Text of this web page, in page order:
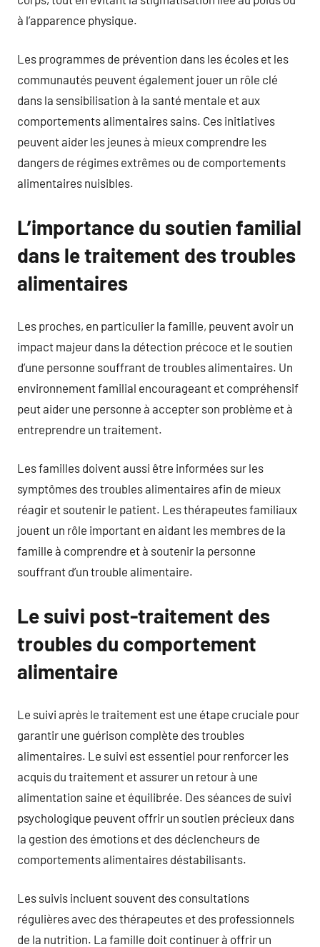
à l’apparence physique.
Les programmes de prévention dans les écoles et les
communautés peuvent également jouer un rôle clé
dans la sensibilisation à la santé mentale et aux
comportements alimentaires sains. Ces initiatives
peuvent aider les jeunes à mieux comprendre les
dangers de régimes extrêmes ou de comportements
alimentaires nuisibles.
L’importance du soutien familial
dans le traitement des troubles
alimentaires
Les proches, en particulier la famille, peuvent avoir un
impact majeur dans la détection précoce et le soutien
d’une personne souffrant de troubles alimentaires. Un
environnement familial encourageant et compréhensif
peut aider une personne à accepter son problème et à
entreprendre un traitement.
Les familles doivent aussi être informées sur les
symptômes des troubles alimentaires afin de mieux
réagir et soutenir le patient. Les thérapeutes familiaux
jouent un rôle important en aidant les membres de la
famille à comprendre et à soutenir la personne
souffrant d’un trouble alimentaire.
Le suivi post-traitement des
troubles du comportement
alimentaire
Le suivi après le traitement est une étape cruciale pour
garantir une guérison complète des troubles
alimentaires. Le suivi est essentiel pour renforcer les
acquis du traitement et assurer un retour à une
alimentation saine et équilibrée. Des séances de suivi
psychologique peuvent offrir un soutien précieux dans
la gestion des émotions et des déclencheurs de
comportements alimentaires déstabilisants.
Les suivis incluent souvent des consultations
régulières avec des thérapeutes et des professionnels
de la nutrition. La famille doit continuer à offrir un